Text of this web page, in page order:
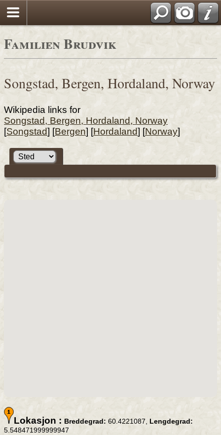
Familien Brudvik
Songstad, Bergen, Hordaland, Norway
Wikipedia links for
Songstad, Bergen, Hordaland, Norway
[Songstad] [Bergen] [Hordaland] [Norway]
Lokasjon : Breddegrad: 60.4221087, Lengdegrad:
5.548471999999947